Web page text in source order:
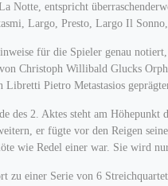
Notte, entspricht
Largo, Presto, Largo Il
für die Spieler genau
von Christoph Willibald Glucks
Libretti Pietro Metastasios
des 2. Aktes steht am
er fügte vor den Reigen
wie Redel einer war. Sie wird
einer Serie von 6